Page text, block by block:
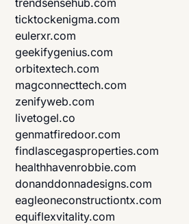
trendsensehub.com
ticktockenigma.com
eulerxr.com
geekifygenius.com
orbitextech.com
magconnecttech.com
zenifyweb.com
livetogel.co
genmatfiredoor.com
findlascegasproperties.com
healthhavenrobbie.com
donanddonnadesigns.com
eagleoneconstructiontx.com
equiflexvitality.com